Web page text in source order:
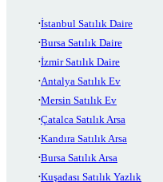
İstanbul Satılık Daire
Bursa Satılık Daire
İzmir Satılık Daire
Antalya Satılık Ev
Mersin Satılık Ev
Çatalca Satılık Arsa
Kandıra Satılık Arsa
Bursa Satılık Arsa
Kuşadası Satılık Yazlık